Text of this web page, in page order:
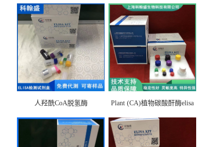
人羟酰CoA脱氢酶
Plant (CA)植物碳酸酐酶elisa